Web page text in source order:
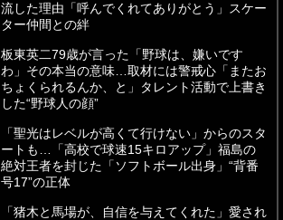
流した理由「呼んでくれてありがとう」スケー
ター仲間との絆
板東英二79歳が言った「野球は、嫌いです
わ」その本当の意味…取材には警戒心「またお
ちょくられるんか、と」タレント活動で上書き
した“野球人の顔”
「聖光はレベルが高くて行けない」からのスタ
ートも…「高校で球速15キロアップ」福島の
絶対王者を封じた「ソフトボール出身」“背番
号17”の正体
「猪木と馬場が、自信を与えてくれた」愛され